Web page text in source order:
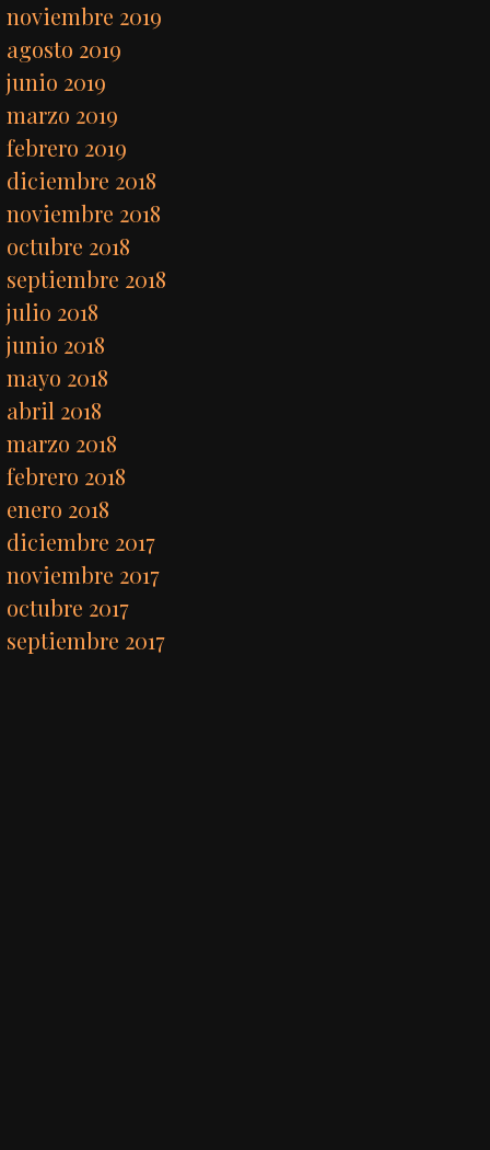
noviembre 2019
agosto 2019
junio 2019
marzo 2019
febrero 2019
diciembre 2018
noviembre 2018
octubre 2018
septiembre 2018
julio 2018
junio 2018
mayo 2018
abril 2018
marzo 2018
febrero 2018
enero 2018
diciembre 2017
noviembre 2017
octubre 2017
septiembre 2017